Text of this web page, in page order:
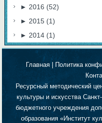
► 2016 (52)
► 2015 (1)
► 2014 (1)
Главная | Политика
Ресурсный методический
культуры и искусства
бюджетного учреждения
образования «Институт